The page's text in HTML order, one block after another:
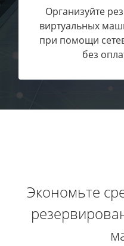
Организуйте
виртуальных
при помощи
без
Экономьте